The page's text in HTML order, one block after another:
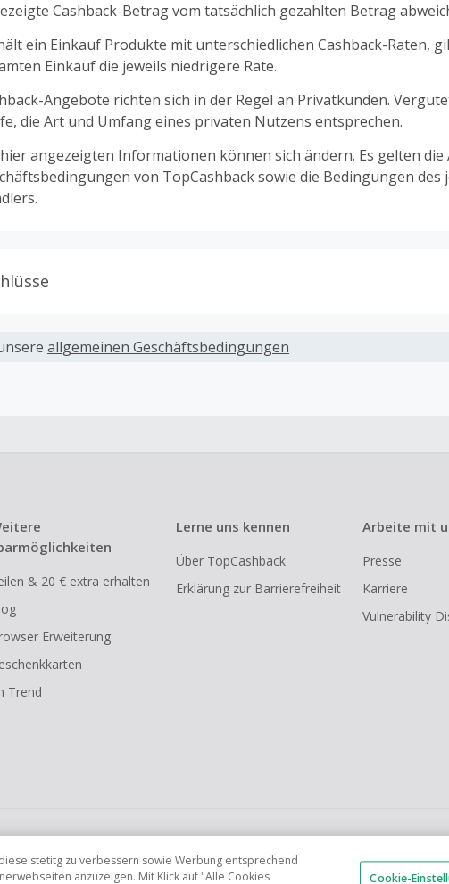
Cashback-Betrag vom tatsächlich gezahlten Betrag
ein Einkauf Produkte mit unterschiedlichen Cashback-Raten,
Einkauf die jeweils niedrigere Rate.
Angebote richten sich in der Regel an Privatkunden.
die Art und Umfang eines privaten Nutzens entsprechen.
angezeigten Informationen können sich ändern. Es gelten die
von TopCashback sowie die Bedingungen des
werden, die nicht ausdrücklich auf dieser Händlerseite von
Reseller- oder ungewöhnlich große Bestellungen sind
vom Cashback ausgeschlossen.
kann entfallen, wenn der Einkauf nicht korrekt über
wurde.
allgemeinen Geschäftsbedingungen
& 20 € extra erhalten
Erweiterung
Trend
Lerne uns kennen
Über TopCashback
Erklärung zur Barrierefreiheit
Arbeite mit
Presse
Karriere
Vulnerability
stetitg zu verbessern sowie Werbung entsprechend
anzuzeigen. Mit Klick auf "Alle Cookies
Cookie-